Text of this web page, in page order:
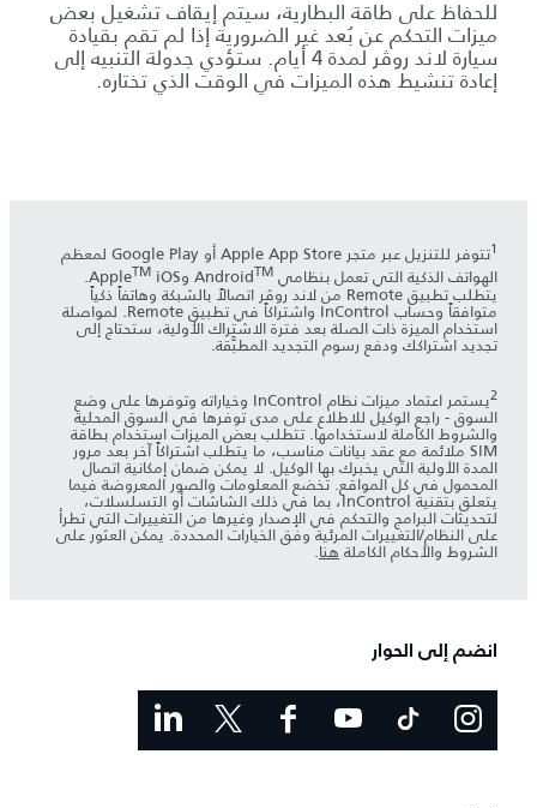
للحفاظ على طاقة البطارية، سيتم إيقاف تشغيل بعض
ميزات التحكم عن بُعد غير الضرورية إذا لم تقم بقيادة
سيارة لاند روڤر لمدة 4 أيام. ستؤدي جدولة التنبيه إلى
إعادة تنشيط هذه الميزات في الوقت الذي تختاره.
1
تتوفر للتنزيل عبر متجر Apple App Store أو Google Play لمعظم
الهواتف الذكية التي تعمل بنظامي Android TM وApple TM
iOS.
يتطلب تطبيق Remote من لاند روڤر اتصالاً بالشبكة وهاتفاً ذكياً
متوافقاً وحساب InControl واشتراكاً في تطبيق Remote. لمواصلة
استخدام الميزة ذات الصلة بعد فترة الاشتراك الأولية، ستحتاج إلى
تجديد اشتراكك ودفع رسوم التجديد المطبَّقة.
2 يستمر اعتماد ميزات نظام InControl وخياراته وتوفرها على وضع
السوق - راجع الوكيل للاطلاع على مدى توفرها في السوق المحلية
والشروط الكاملة لاستخدامها. تتطلب بعض الميزات استخدام بطاقة
SIM ملائمة مع عقد بيانات مناسب، ما يتطلب اشتراكاً آخر بعد مرور
المدة الأولية التي يخبرك بها الوكيل. لا يمكن ضمان إمكانية اتصال
المحمول في كل المواقع. تخضع المعلومات والصور المعروضة فيما
يتعلق بتقنية InControl، بما في ذلك الشاشات أو التسلسلات،
لتحديثات البرامج والتحكم في الإصدار وغيرها من التغييرات التي تطرأ
على النظام/التغييرات المرئية وفق الخيارات المحددة. يمكن العثور على
الشروط والأحكام الكاملة هنا.
انضم إلى الحوار